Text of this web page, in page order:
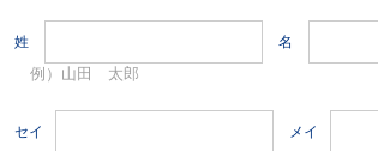
姓 名
例）山田 太郎
セイ メイ